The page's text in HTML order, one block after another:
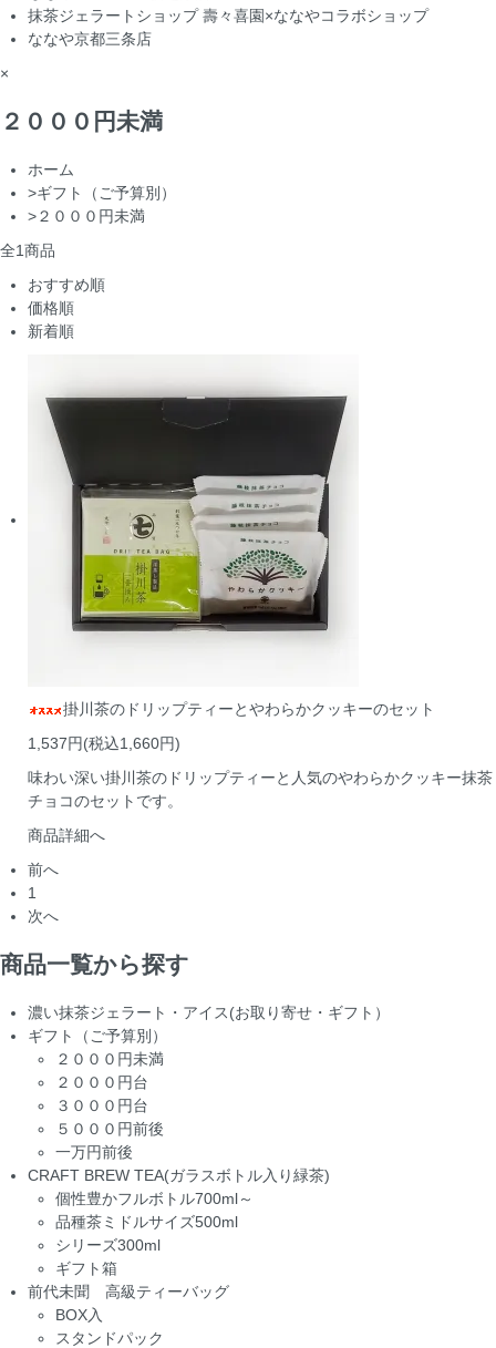
抹茶ジェラートショップ 壽々喜園×ななやコラボショップ
ななや京都三条店
×
２０００円未満
ホーム
>ギフト（ご予算別）
>２０００円未満
全1商品
おすすめ順
価格順
新着順
掛川茶のドリップティーとやわらかクッキーのセット
1,537円(税込1,660円)
味わい深い掛川茶のドリップティーと人気のやわらかクッキー抹茶
チョコのセットです。
商品詳細へ
前へ
1
次へ
商品一覧から探す
濃い抹茶ジェラート・アイス(お取り寄せ・ギフト）
ギフト（ご予算別）
２０００円未満
２０００円台
３０００円台
５０００円前後
一万円前後
CRAFT BREW TEA(ガラスボトル入り緑茶)
個性豊かフルボトル700ml～
品種茶ミドルサイズ500ml
シリーズ300ml
ギフト箱
前代未聞 高級ティーバッグ
BOX入
スタンドパック